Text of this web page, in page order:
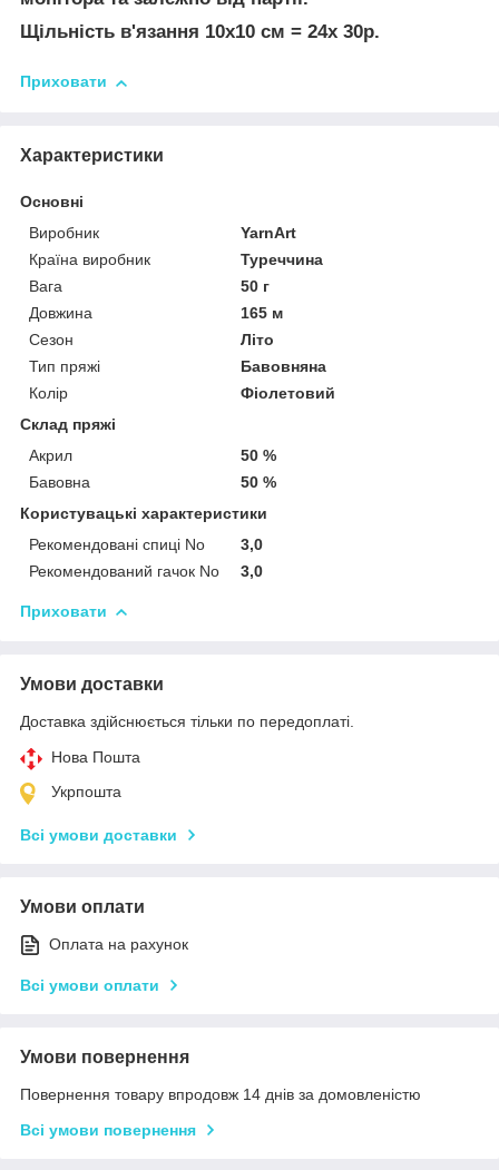
Щільність в'язання 10х10 см = 24х 30р.
Приховати
Характеристики
Основні
Виробник
YarnArt
Країна виробник
Туреччина
Вага
50 г
Довжина
165 м
Сезон
Літо
Тип пряжі
Бавовняна
Колір
Фіолетовий
Склад пряжі
Акрил
50 %
Бавовна
50 %
Користувацькі характеристики
Рекомендовані спиці No
3,0
Рекомендований гачок No
3,0
Приховати
Умови доставки
Доставка здійснюється тільки по передоплаті.
Нова Пошта
Укрпошта
Всі умови доставки
Умови оплати
Оплата на рахунок
Всі умови оплати
Умови повернення
Повернення товару впродовж 14 днів за домовленістю
Всі умови повернення